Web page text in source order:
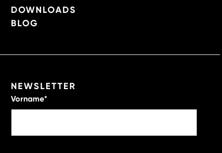
DOWNLOADS
BLOG
NEWSLETTER
Vorname*